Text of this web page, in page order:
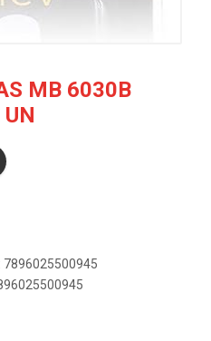
MB 6030B
7896025500945